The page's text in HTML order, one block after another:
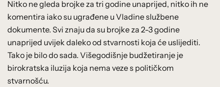
Nitko ne gleda brojke za tri godine unaprijed, nitko ih ne
komentira iako su ugrađene u Vladine službene
dokumente. Svi znaju da su brojke za 2-3 godine
unaprijed uvijek daleko od stvarnosti koja će uslijediti.
Tako je bilo do sada. Višegodišnje budžetiranje je
birokratska iluzija koja nema veze s političkom
stvarnošću.